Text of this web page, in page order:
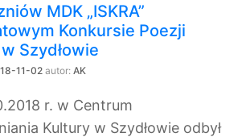
MDK „ISKRA”
Konkursie Poezji
Szydłowie
11-02 autor: AK
r. w Centrum
Kultury w Szydłowie odbył